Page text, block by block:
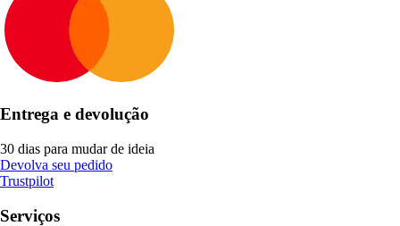
Entrega e devolução
30 dias para mudar de ideia
Devolva seu pedido
Trustpilot
Serviços